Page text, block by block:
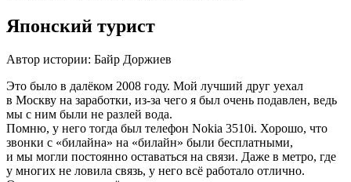
Японский турист
Автор истории: Байр Доржиев
Это было в далёком 2008 году. Мой лучший друг уехал
в Москву на заработки, из-за чего я был очень подавлен, ведь
мы с ним были не разлей вода.
Помню, у него тогда был телефон Nokia 3510i. Хорошо, что
звонки с «билайна» на «билайн» были бесплатными,
и мы могли постоянно оставаться на связи. Даже в метро, где
у многих не ловила связь, у него всё работало отлично.